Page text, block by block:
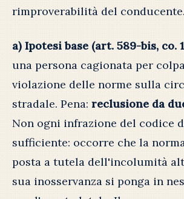
rimproverabilità del conducente.
a) Ipotesi base (art. 589-bis, co.
una persona cagionata per
violazione delle norme sulla
stradale. Pena: reclusione da
Non ogni infrazione del codice
sufficiente: occorre che la
posta a tutela dell'incolumità
sua inosservanza si ponga in